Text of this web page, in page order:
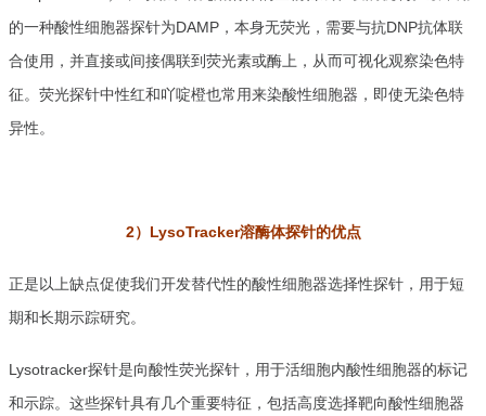
的一种酸性细胞器探针为DAMP，本身无荧光，需要与抗DNP抗体联
合使用，并直接或间接偶联到荧光素或酶上，从而可视化观察染色特
征。荧光探针中性红和吖啶橙也常用来染酸性细胞器，即使无染色特
异性。
2）LysoTracker溶酶体探针的优点
正是以上缺点促使我们开发替代性的酸性细胞器选择性探针，用于短
期和长期示踪研究。
Lysotracker探针是向酸性荧光探针，用于活细胞内酸性细胞器的标记
和示踪。这些探针具有几个重要特征，包括高度选择靶向酸性细胞器